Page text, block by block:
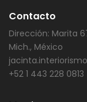
Contacto
Dirección: Marita
Mich., México
+52 1 443 228 0813